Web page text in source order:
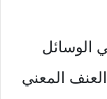
الوسائل
المعني